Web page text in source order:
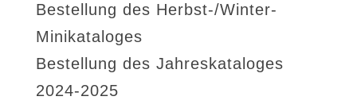
Bestellung des Herbst-/Winter-
Minikataloges
Bestellung des Jahreskataloges
2024-2025